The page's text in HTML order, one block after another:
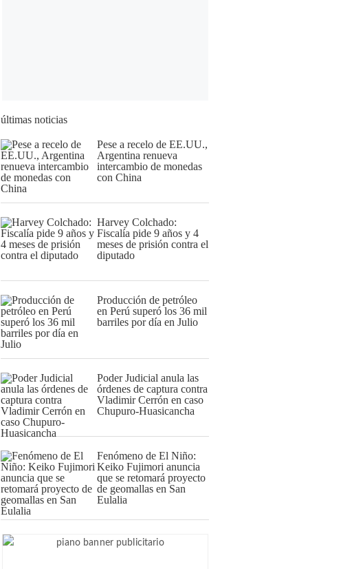
últimas noticias
Pese a recelo de EE.UU.,
Argentina renueva
intercambio de monedas
con China
Harvey Colchado:
Fiscalía pide 9 años y 4
meses de prisión contra el
diputado
Producción de petróleo
en Perú superó los 36 mil
barriles por día en Julio
Poder Judicial anula las
órdenes de captura contra
Vladimir Cerrón en caso
Chupuro-Huasicancha
Fenómeno de El Niño:
Keiko Fujimori anuncia
que se retomará proyecto
de geomallas en San
Eulalia